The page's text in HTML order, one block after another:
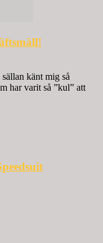
känt mig så
har varit så ”kul” att